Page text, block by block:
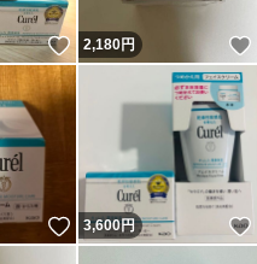
いいね！
2,180円
いいね！
3,600円